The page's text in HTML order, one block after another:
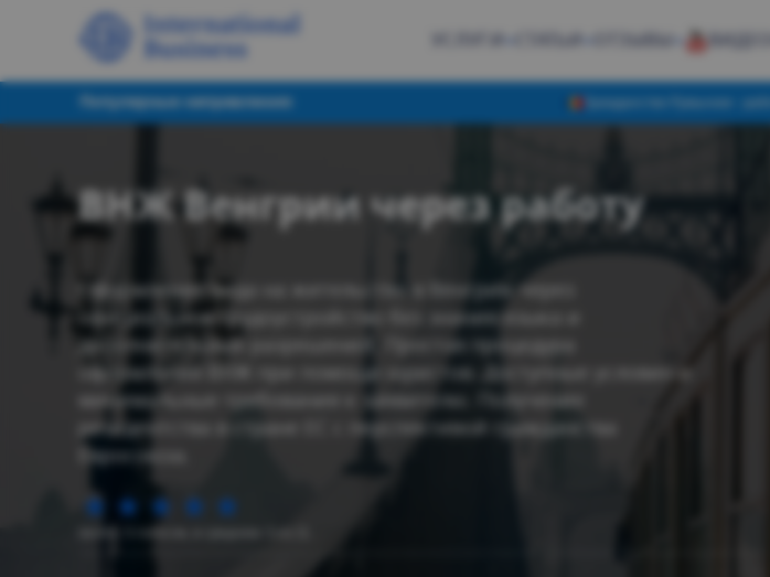
ВИДЕО
Популярные направления: Гражданство Румынии -
ВНЖ Венгрии через работу
Оформление вида на жительство в Венгрии через
официальное трудоустройство без знания языка и
дополнительных разрешений. Простая процедура
оформления ВНЖ при помощи юристов. Доступные условия и
минимальные требования к заявителю. Получение
резидентства в стране ЕС с перспективой гражданства
Евросоюза.